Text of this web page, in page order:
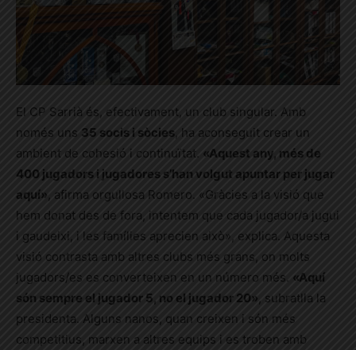
El CP Sarrià és, efectivament, un club singular. Amb
només uns 35 socis i sòcies , ha aconseguit crear un
ambient de cohesió i continuïtat. «Aquest any, més de
400 jugadors i jugadores s’han volgut apuntar per jugar
aquí», afirma orgullosa Romero. «Gràcies a la visió que
hem donat des de fora, intentem que cada jugador/a jugui
i gaudeixi, i les famílies aprecien això», explica. Aquesta
visió contrasta amb altres clubs més grans, on molts
jugadors/es es converteixen en un número més. «Aquí
són sempre el jugador 5, no el jugador 20», subratlla la
presidenta. Alguns nanos, quan creixen i són més
competitius, marxen a altres equips i es troben amb